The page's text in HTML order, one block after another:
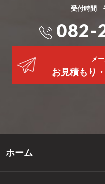
受付時間
082-
メ
お見積もり
ホーム